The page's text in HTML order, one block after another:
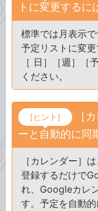
トに変更するに
標準では月表示で
予定リストに変更
［ 日］［週］［
ください。
[ヒント]
［
ーと自動的に同
［カレンダー］
登録するだけで
れ、Googleカレ
す。予定を自動